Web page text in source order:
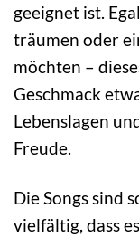
geeignet ist.
träumen oder
möchten –
Geschmack
Lebenslagen
Freude.
Die Songs sind
vielfältig, dass